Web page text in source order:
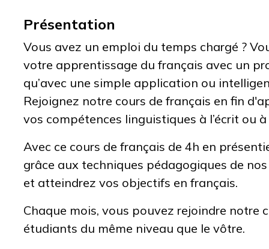
Présentation
Vous avez un emploi du temps chargé ?
votre apprentissage du français avec un
qu’avec une simple application ou
Rejoignez notre cours de français en fin
vos compétences linguistiques à l’écrit ou à
Avec ce cours de français de 4h en
grâce aux techniques pédagogiques de
et atteindrez vos objectifs en français.
Chaque mois, vous pouvez rejoindre notre
étudiants du même niveau que le vôtre.